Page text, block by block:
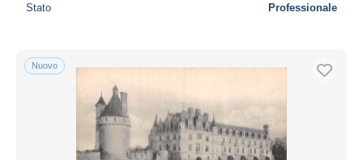
Stato Professionale
Nuovo